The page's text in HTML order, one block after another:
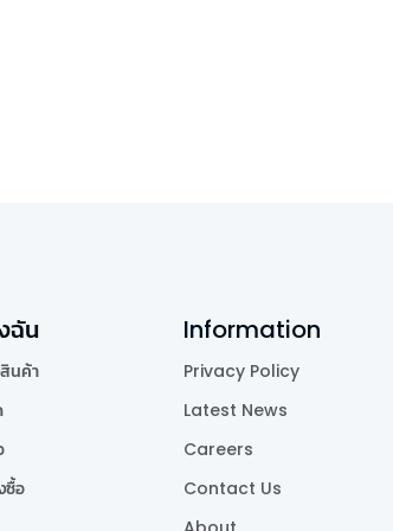
ฉัน
นค้า
ซื้อ
Information
Privacy Policy
Latest News
Careers
Contact Us